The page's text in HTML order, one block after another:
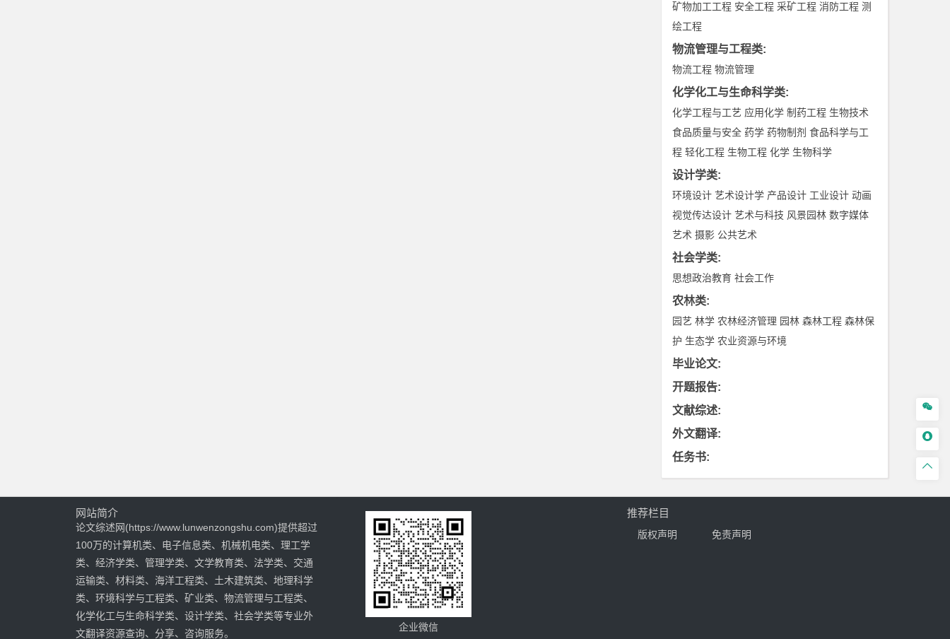
矿物加工工程 安全工程 采矿工程 消防工程 测
绘工程
物流管理与工程类:
物流工程 物流管理
化学化工与生命科学类:
化学工程与工艺 应用化学 制药工程 生物技术
食品质量与安全 药学 药物制剂 食品科学与工
程 轻化工程 生物工程 化学 生物科学
设计学类:
环境设计 艺术设计学 产品设计 工业设计 动画
视觉传达设计 艺术与科技 风景园林 数字媒体
艺术 摄影 公共艺术
社会学类:
思想政治教育 社会工作
农林类:
园艺 林学 农林经济管理 园林 森林工程 森林保
护 生态学 农业资源与环境
毕业论文:
开题报告:
文献综述:
外文翻译:
任务书:



网站简介
论文综述网(https://www.lunwenzongshu.com)提供超过
100万的计算机类、电子信息类、机械机电类、理工学
类、经济学类、管理学类、文学教育类、法学类、交通
运输类、材料类、海洋工程类、土木建筑类、地理科学
类、环境科学与工程类、矿业类、物流管理与工程类、
化学化工与生命科学类、设计学类、社会学类等专业外
文翻译资源查询、分享、咨询服务。
企业微信
推荐栏目
版权声明 免责声明